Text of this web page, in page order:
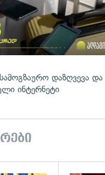
დაზღვევა და
ინტერნეტი